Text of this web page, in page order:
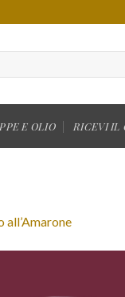
E OLIO RICEVI IL
all’Amarone